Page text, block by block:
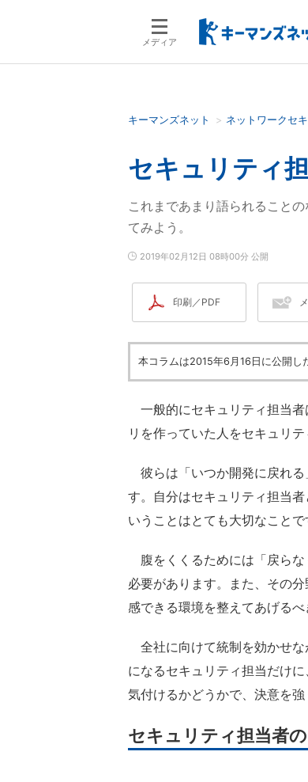
メディア
検索語を入力してください
キーマンズネット ネットワークセ
セキュリティ
これまであまり語られること
てみよう。
2019年02月12日 08時00分 公開
印刷／PDF
本コラムは2015年6月16日に公開し
一般的にセキュリティ担当
リを作っていた人をセキュリ
彼らは「いつか開発に戻れ
す。自分はセキュリティ担当
いうことはとても大切なことで
腹をくくるためには「戻らな
必要があります。また、その
感できる環境を整えてあげるべ
全社に向けて統制を効かせ
になるセキュリティ担当だけ
気付けるかどうかで、決意を
セキュリティ担当者